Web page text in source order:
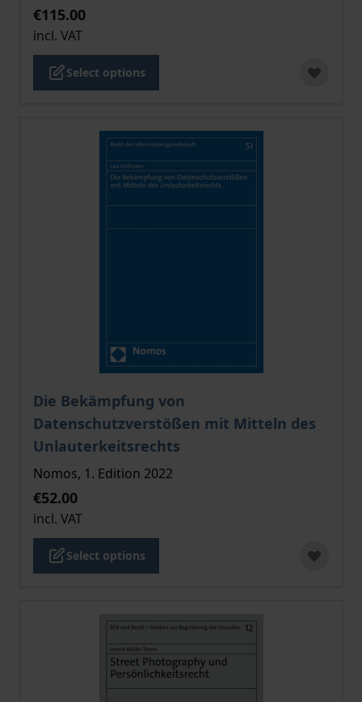
€115.00
incl. VAT
Select options
Die Bekämpfung von
Datenschutzverstößen mit Mitteln des
Unlauterkeitsrechts
The price depends on the options chosen on the
Nomos, 1. Edition 2022
€52.00
incl. VAT
Select options